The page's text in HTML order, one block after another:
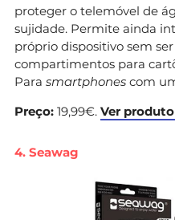
proteger o telemóvel de
sujidade. Permite ainda
próprio dispositivo sem
compartimentos para
Para smartphones com
Preço: 19,99€. Ver produto
4. Seawag